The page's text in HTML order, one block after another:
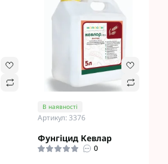
В наявності
Артикул: 3376
Фунгіцид Кевлар
0